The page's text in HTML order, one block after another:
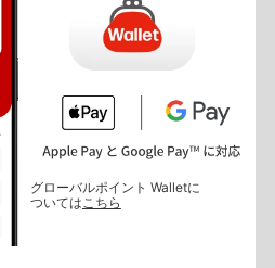
グローバルポイント Walletに
ついては こちら